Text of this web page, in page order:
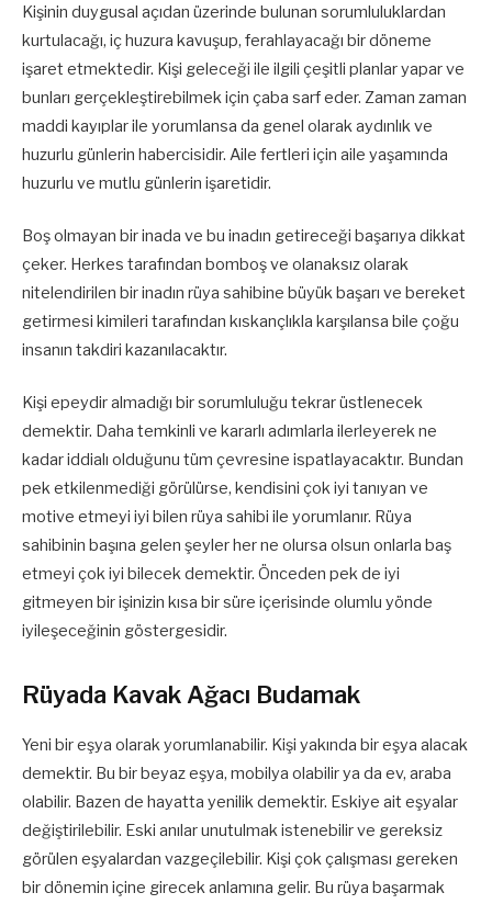
Kişinin duygusal açıdan üzerinde bulunan sorumluluklardan
kurtulacağı, iç huzura kavuşup, ferahlayacağı bir döneme
işaret etmektedir. Kişi geleceği ile ilgili çeşitli planlar yapar ve
bunları gerçekleştirebilmek için çaba sarf eder. Zaman zaman
maddi kayıplar ile yorumlansa da genel olarak aydınlık ve
huzurlu günlerin habercisidir. Aile fertleri için aile yaşamında
huzurlu ve mutlu günlerin işaretidir.
Boş olmayan bir inada ve bu inadın getireceği başarıya dikkat
çeker. Herkes tarafından bomboş ve olanaksız olarak
nitelendirilen bir inadın rüya sahibine büyük başarı ve bereket
getirmesi kimileri tarafından kıskançlıkla karşılansa bile çoğu
insanın takdiri kazanılacaktır.
Kişi epeydir almadığı bir sorumluluğu tekrar üstlenecek
demektir. Daha temkinli ve kararlı adımlarla ilerleyerek ne
kadar iddialı olduğunu tüm çevresine ispatlayacaktır. Bundan
pek etkilenmediği görülürse, kendisini çok iyi tanıyan ve
motive etmeyi iyi bilen rüya sahibi ile yorumlanır. Rüya
sahibinin başına gelen şeyler her ne olursa olsun onlarla baş
etmeyi çok iyi bilecek demektir. Önceden pek de iyi
gitmeyen bir işinizin kısa bir süre içerisinde olumlu yönde
iyileşeceğinin göstergesidir.
Rüyada Kavak Ağacı Budamak
Yeni bir eşya olarak yorumlanabilir. Kişi yakında bir eşya alacak
demektir. Bu bir beyaz eşya, mobilya olabilir ya da ev, araba
olabilir. Bazen de hayatta yenilik demektir. Eskiye ait eşyalar
değiştirilebilir. Eski anılar unutulmak istenebilir ve gereksiz
görülen eşyalardan vazgeçilebilir. Kişi çok çalışması gereken
bir dönemin içine girecek anlamına gelir. Bu rüya başarmak